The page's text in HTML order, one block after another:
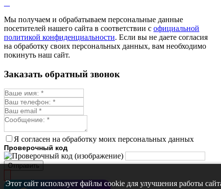
Мыльнянка
Мята
Овсяный корень
Огуречная трава
Пустырник
Репешок
Синюха
Смесь лекарственных
Стевия
Тимьян ползучий (чабрец)
Фенхель лекарственный
Цикорий лекарственный
Череда лекарственная
Мы получаем и обрабатываем персональные данные
посетителей нашего сайта в соответствии с официальной
политикой конфиденциальности. Если вы не даете согласия
на обработку своих персональных данных, вам необходимо
покинуть наш сайт.
Этот сайт использует файлы cookie для улучшения работы
Заказать обратный звонок
Я согласен на обработку моих персональных данных
Проверочный код
Отправить